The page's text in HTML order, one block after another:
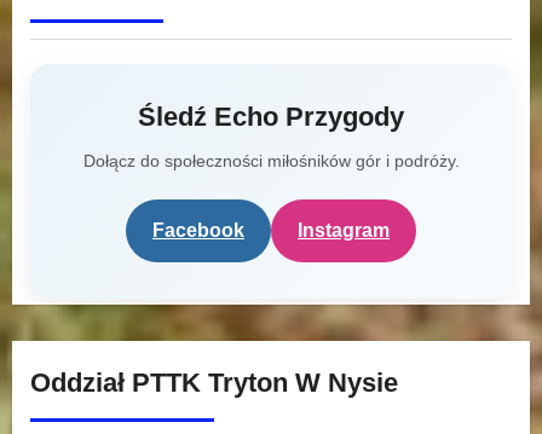
Śledź Echo Przygody
Dołącz do społeczności miłośników gór i podróży.
Facebook Instagram
Oddział PTTK Tryton W Nysie